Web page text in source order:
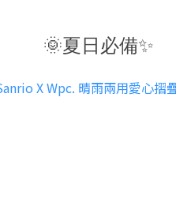
🌞夏日必備✨